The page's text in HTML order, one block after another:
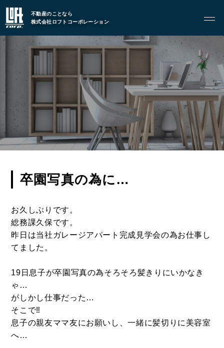
不動産のことなら
株式会社ロフトコーポレーション
TOP トップページ
GARAGE APART ガレージアパート
G CRAFT
ABOUT 私たちについて
- 会社概要
- スタッフ紹介
FOOD 飲食部門
- ル・カフェニシハラ
卒園写真の為に…
お久しぶりです。
総務課久保です。
昨日は当社ガレージアパート完成見学会の為お仕事し
てました。
19日息子が卒園写真の為そろそろ髪きりにいかなき
ゃ…
がしかし仕事だった…
そこで‼
息子の親友ママ友にお願いし、一緒に髪切りに美容室
へ…